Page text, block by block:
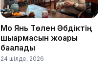
Мо Янь Төлен Әбдіктің
шығармасын жоғары
бағалады
24 шілде, 2026